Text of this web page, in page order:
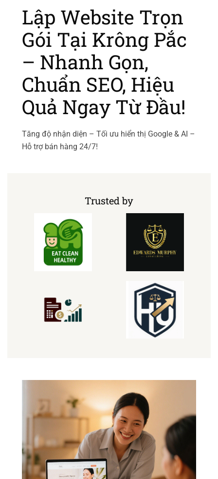
Lập Website Trọn
Gói Tại Krông Pắc
– Nhanh Gọn,
Chuẩn SEO, Hiệu
Quả Ngay Từ Đầu!
Tăng độ nhận diện – Tối ưu hiển thị Google & AI –
Hỗ trợ bán hàng 24/7!
Trusted by